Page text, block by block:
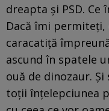
dreapta şi PSD. Ce
Dacă îmi permiteţi,
caracatiţă
ascund în spatele
ouă de dinozaur. Şi
toţii înţelepciunea